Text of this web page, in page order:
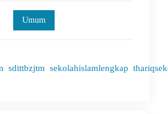
Umum
sdittbzjtm sekolahislamlengkap